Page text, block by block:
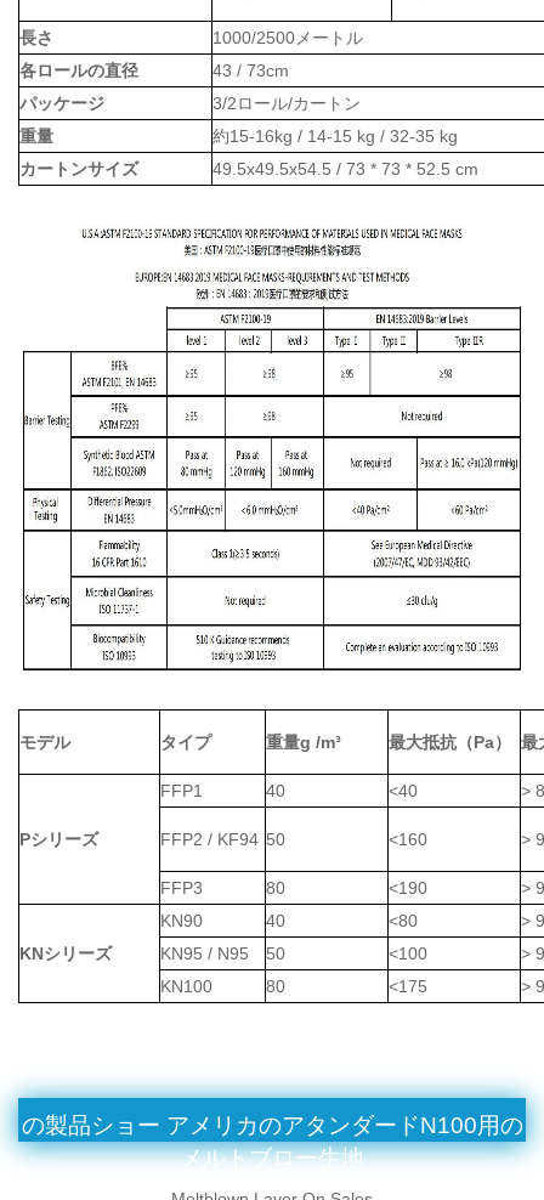
長さ
1000/2500メートル
各ロールの直径
43 / 73cm
パッケージ
3/2ロール/カートン
重量
約15-16kg / 14-15 kg / 32-35 kg
カートンサイズ
49.5x49.5x54.5 / 73 * 73 * 52.5 cm
モデル タイプ 重量g /m³ 最大抵抗（Pa） 最
Pシリーズ
FFP1 40 <40 >
FFP2 / KF94 50 <160 >
FFP3 80 <190 >
KNシリーズ
KN90 40 <80
>
KN95 / N95
50 <100
>
KN100
80 <175 >
の製品ショー アメリカのアタンダードN100用の
メルトブロー生地